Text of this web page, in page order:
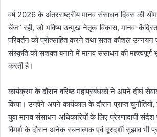
वर्ष 2026 के अंतरराष्ट्रीय मानव संसाधन दिवस की
चेंज” रही, जो भविष्य उन्मुख नेतृत्व विकास, मानव-
परिवर्तन को प्रोत्साहित करने तथा सतत कौशल
संस्कृति को सशक्त बनाने में मानव संसाधन की महत्वपूर्ण
करती है।
कार्यक्रम के दौरान वरिष्ठ महाप्रबंधकों ने अपने दीर्घ
किया। उन्होंने अपने कार्यकाल के दौरान प्राप्त
युवा मानव संसाधन अधिकारियों के लिए प्रेरणादायी संदेश
विमर्श के दौरान अनेक रचनात्मक एवं दूरदर्शी सुझाव भी